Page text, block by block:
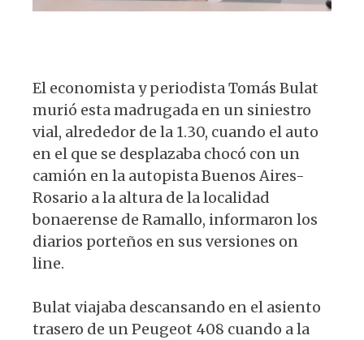
El economista y periodista Tomás Bulat
murió esta madrugada en un siniestro
vial, alrededor de la 1.30, cuando el auto
en el que se desplazaba chocó con un
camión en la autopista Buenos Aires-
Rosario a la altura de la localidad
bonaerense de Ramallo, informaron los
diarios porteños en sus versiones on
line.
Bulat viajaba descansando en el asiento
trasero de un Peugeot 408 cuando a la